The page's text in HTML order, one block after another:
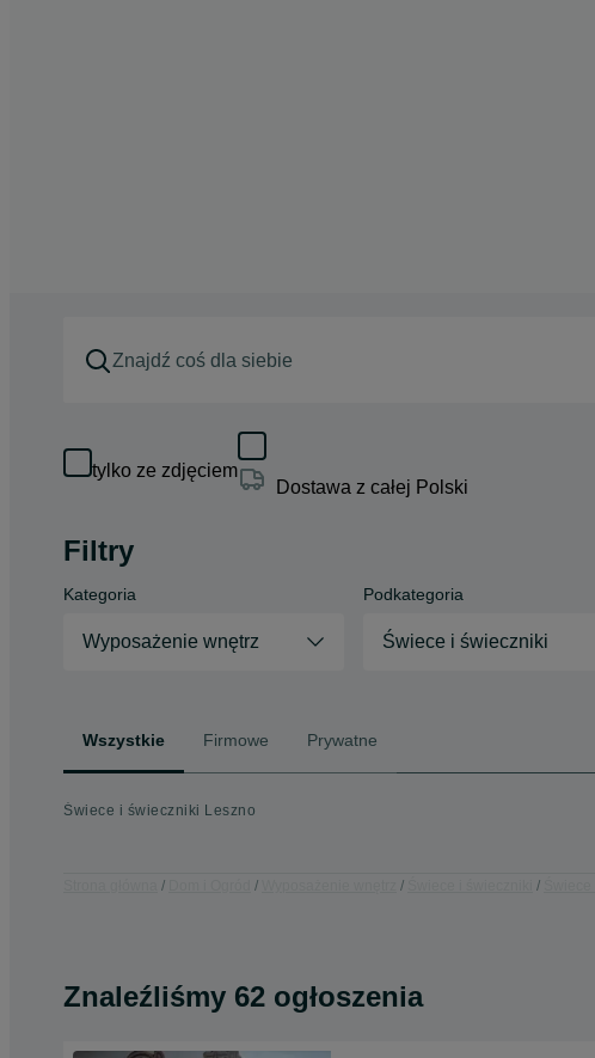
tylko ze zdjęciem
Dostawa z całej Polski
Filtry
Kategoria
Wyposażenie wnętrz
Podkategoria
Świece i świeczniki
Wszystkie Firmowe Prywatne
Świece i świeczniki Leszno
Znaleźliśmy 62 ogłoszenia